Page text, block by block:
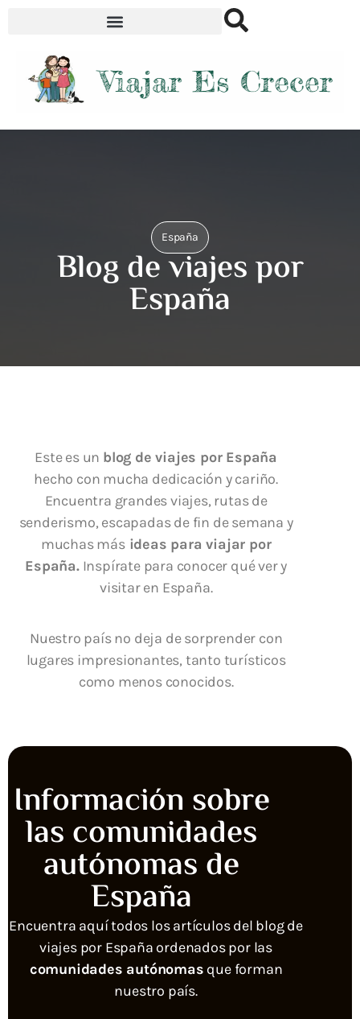
España
Blog de viajes por
España
Este es un blog de viajes por España
hecho con mucha dedicación y cariño.
Encuentra grandes viajes, rutas de
senderismo, escapadas de fin de semana y
muchas másideas para viajar por
España.Inspírate para conocer qué ver y
visitar en España.
Nuestro país no deja de sorprender con
lugares impresionantes, tanto turísticos
como menos conocidos.
Información sobre
las comunidades
autónomas de
España
Encuentra aquí todos los artículos del blog de
viajes por España ordenados por las
comunidades autónomas que forman
nuestro país.